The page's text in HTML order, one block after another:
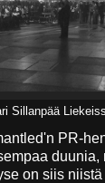
Sillanpää
PR-
duunia,
on siis niistä